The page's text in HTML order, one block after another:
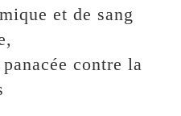
et de sang
contre la